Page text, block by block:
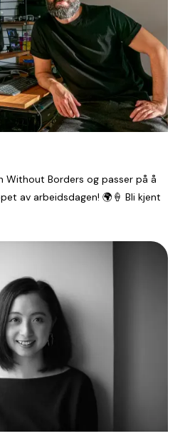
Without Borders og passer på å
av arbeidsdagen! 🌍🍦 Bli kjent